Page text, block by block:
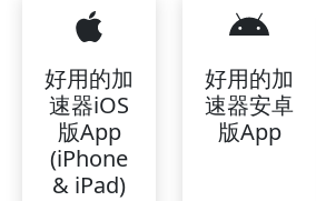
好用的加
速器iOS
版App
(iPhone
& iPad)
好用的加
速器安卓
版App